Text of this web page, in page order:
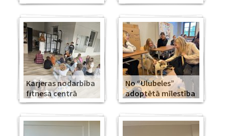
Karjeras nodarbība
fitnesa centrā
No “Ulubeles”
adoptētā mīlestība